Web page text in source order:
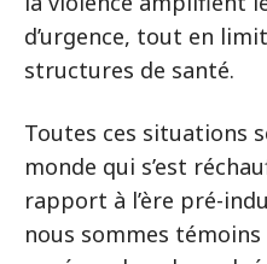
d’urgence, tout en
structures de santé.
Toutes ces situations
monde qui s’est
rapport à l’ère pré-
nous sommes